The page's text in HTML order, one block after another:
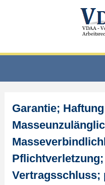
Garantie;
Vertragsschluss;